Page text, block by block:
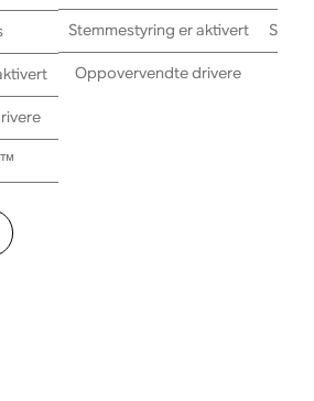
Stemmestyring er aktivert
Oppovervendte drivere